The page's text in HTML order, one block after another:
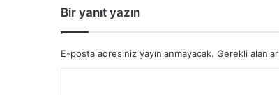
Bir yanıt yazın
E-posta adresiniz yayınlanmayacak. Gerekli alanlar